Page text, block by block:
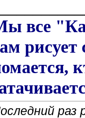
все
рисует
раз